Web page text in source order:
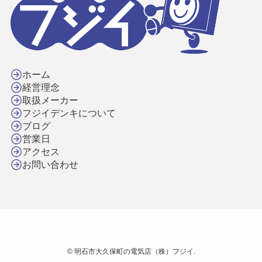
ホーム
経営理念
取扱メーカー
フジイデンキについて
ブログ
営業日
アクセス
お問い合わせ
©明石市大久保町の電気店（株）フジイ.